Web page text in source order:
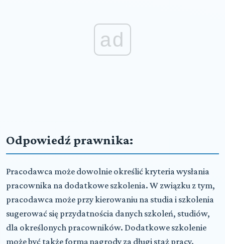
ad
Odpowiedź prawnika:
Pracodawca może dowolnie określić kryteria wysłania
pracownika na dodatkowe szkolenia. W związku z tym,
pracodawca może przy kierowaniu na studia i szkolenia
sugerować się przydatnościa danych szkoleń, studiów,
dla określonych pracowników. Dodatkowe szkolenie
może być także formą nagrody za długi staż pracy.